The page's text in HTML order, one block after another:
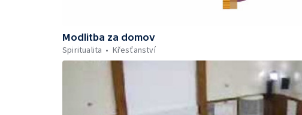
Modlitba za domov
Spiritualita
Křesťanství